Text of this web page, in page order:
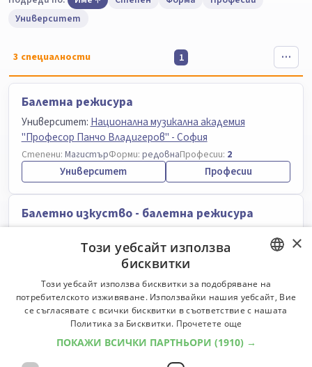
Университет
3 специалности 1
Балетна режисура
Университет: Национална музикална академия
"Професор Панчо Владигеров" - София
Степени: МагистърФорми: редовнаПрофесии: 2
Университет Професии
Балетно изкуство - балетна режисура
изобразително изкуство - Пловдив
Форми:задочнаПрофесии:
Университет Професии
Режисура за драматичен театър
Университет:Национална академия за театрално и
филмово изкуство "Кръстьо Сарафов" - София
BULGARIAN
ENGLISH
×
Този уебсайт използва
бисквитки
Този уебсайт използва бисквитки за подобряване на
потребителското изживяване. Използвайки нашия уебсайт, Вие
се съгласявате с всички бисквитки в съответствие с нашата
Политика за Бисквитки. Прочетете още
ПОКАЖИ ВСИЧКИ ПАРТНЬОРИ (1910) →